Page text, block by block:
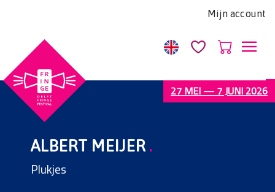
website
bevat
een
toegankelijkheidssysteem.
Mijn account
27 MEI — 7 JUNI 2026
ALBERT MEIJER .
Plukjes